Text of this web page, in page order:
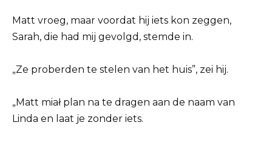
Matt vroeg, maar voordat hij iets kon zeggen,
Sarah, die had mij gevolgd, stemde in.
„Ze proberden te stelen van het huis”, zei hij.
„Matt miał plan na te dragen aan de naam van
Linda en laat je zonder iets.